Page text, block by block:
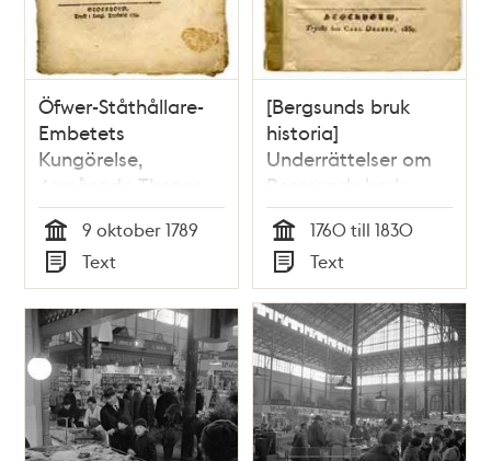
Öfwer-Ståthållare-
Embetets
Kungörelse,
Angående Thenne
Stadsens Inwånares
skyldighet, i
anseende til
Sotandet af
Skorstens- och
Kakelungs-Pipor [!].
Gifwen Stockholm
then 9 October 1789.
Tid
9 oktober 1789
Typ
Text
[Bergsunds bruk
historia]
Underrättelser om
Bergsunds bruk
beläget i Qvarteret
Tobaksspinneriet på
fri och egen grund
vid Horns-Tull, inom
hufvudstadens
område, med
underlydande
lägenheter och
fabriks-
anläggningar m.m.
Tid
1760 till 1830
Typ
Text